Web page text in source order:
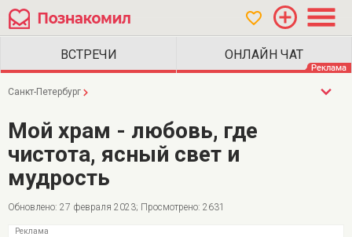
Санкт-Петербург
Мой храм - любовь, где
чистота, ясный свет и
мудрость
Обновлено: 27 февраля 2023; Просмотрено: 2631